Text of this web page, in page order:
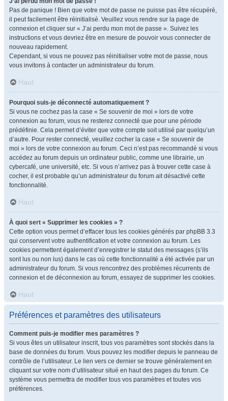
Pas de panique ! Bien que votre mot de passe ne puisse pas être récupéré,
il peut facilement être réinitialisé. Veuillez vous rendre sur la page de
connexion et cliquer sur « J’ai perdu mon mot de passe ». Suivez les
instructions et vous devriez être en mesure de pouvoir vous connecter de
nouveau rapidement.
Cependant, si vous ne pouvez pas réinitialiser votre mot de passe, nous
vous invitons à contacter un administrateur du forum.
Haut
Pourquoi suis-je déconnecté automatiquement ?
Si vous ne cochez pas la case « Se souvenir de moi » lors de votre
connexion au forum, vous ne resterez connecté que pour une période
prédéfinie. Cela permet d’éviter que votre compte soit utilisé par quelqu’un
d’autre. Pour rester connecté, veuillez cocher la case « Se souvenir de
moi » lors de votre connexion au forum. Ceci n’est pas recommandé si vous
accédez au forum depuis un ordinateur public, comme une librairie, un
cybercafé, une université, etc. Si vous n’arrivez pas à trouver cette case à
cocher, il est probable qu’un administrateur du forum ait désactivé cette
fonctionnalité.
Haut
À quoi sert « Supprimer les cookies » ?
Cette option vous permet d’effacer tous les cookies générés par phpBB 3.3
qui conservent votre authentification et votre connexion au forum. Les
cookies permettent également d’enregistrer le statut des messages (s’ils
sont lus ou non lus) dans le cas où cette fonctionnalité a été activée par un
administrateur du forum. Si vous rencontrez des problèmes récurrents de
connexion et de déconnexion au forum, essayez de supprimer les cookies.
Haut
Préférences et paramètres des utilisateurs
Comment puis-je modifier mes paramètres ?
Si vous êtes un utilisateur inscrit, tous vos paramètres sont stockés dans la
base de données du forum. Vous pouvez les modifier depuis le panneau de
contrôle de l’utilisateur. Le lien vers ce dernier se trouve généralement en
cliquant sur votre nom d’utilisateur situé en haut des pages du forum. Ce
système vous permettra de modifier tous vos paramètres et toutes vos
préférences.